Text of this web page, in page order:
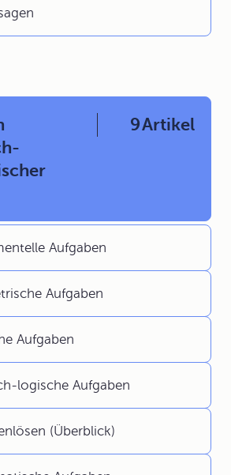
9Artikel
Aufgaben
Aufgaben
Aufgaben
logische Aufgaben
(Überblick)